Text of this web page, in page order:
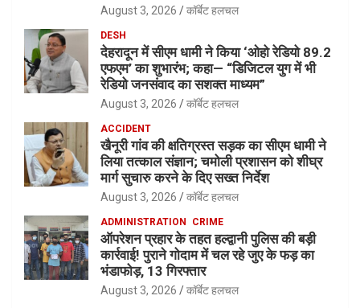
August 3, 2026 कॉर्बेट हलचल
DESH
देहरादून में सीएम धामी ने किया ‘ओहो रेडियो 89.2
एफएम’ का शुभारंभ; कहा— “डिजिटल युग में भी
रेडियो जनसंवाद का सशक्त माध्यम”
August 3, 2026 कॉर्बेट हलचल
ACCIDENT
खैनूरी गांव की क्षतिग्रस्त सड़क का सीएम धामी ने
लिया तत्काल संज्ञान; चमोली प्रशासन को शीघ्र
मार्ग सुचारु करने के दिए सख्त निर्देश
August 3, 2026 कॉर्बेट हलचल
ADMINISTRATION CRIME
ऑपरेशन प्रहार के तहत हल्द्वानी पुलिस की बड़ी
कार्रवाई! पुराने गोदाम में चल रहे जुए के फड़ का
भंडाफोड़, 13 गिरफ्तार
August 3, 2026 कॉर्बेट हलचल